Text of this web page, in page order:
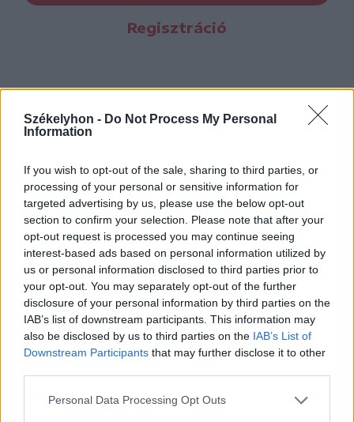
Székelyhon - Do Not Process My Personal
Information
If you wish to opt-out of the sale, sharing to third parties, or
processing of your personal or sensitive information for
targeted advertising by us, please use the below opt-out
section to confirm your selection. Please note that after your
opt-out request is processed you may continue seeing
interest-based ads based on personal information utilized by
us or personal information disclosed to third parties prior to
your opt-out. You may separately opt-out of the further
disclosure of your personal information by third parties on the
IAB’s list of downstream participants. This information may
also be disclosed by us to third parties on the IAB’s List of
Downstream Participants that may further disclose it to other
Personal Data Processing Opt Outs
Regisztráció
Hasznos
Impresszum
Szerzői jogok
Adatvédelmi tájékoztató
Cookie-kezelési tájékoztató
Hozzászólási szabályzat
Nyomtatott lapjaink archívuma
Székely Hírmondó archívuma